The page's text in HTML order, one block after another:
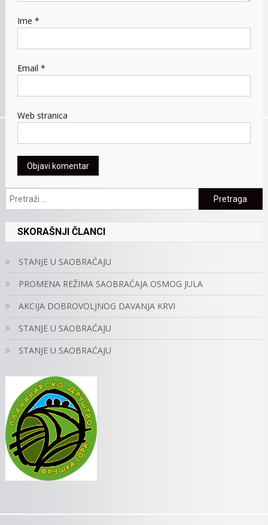
Ime *
Email *
Web stranica
Pretraga:
SKORAŠNJI ČLANCI
STANJE U SAOBRAĆAJU
PROMENA REŽIMA SAOBRAĆAJA OSMOG JULA
AKCIJA DOBROVOLJNOG DAVANJA KRVI
STANJE U SAOBRAĆAJU
STANJE U SAOBRAĆAJU